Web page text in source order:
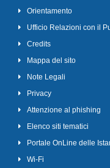
Orientamento
Ufficio Relazioni con il
Credits
Mappa del sito
Note Legali
Privacy
Attenzione al phishing
Elenco siti tematici
Portale OnLine delle
Wi-Fi